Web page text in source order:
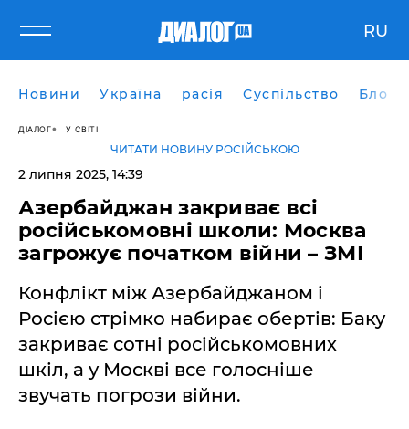
RU
Новини Україна расія Суспільство Блоги
ДІАЛОГ У СВІТІ
ЧИТАТИ НОВИНУ РОСІЙСЬКОЮ
2 липня 2025, 14:39
Азербайджан закриває всі
російськомовні школи: Москва
загрожує початком війни – ЗМІ
Конфлікт між Азербайджаном і
Росією стрімко набирає обертів: Баку
закриває сотні російськомовних
шкіл, а у Москві все голосніше
звучать погрози війни.